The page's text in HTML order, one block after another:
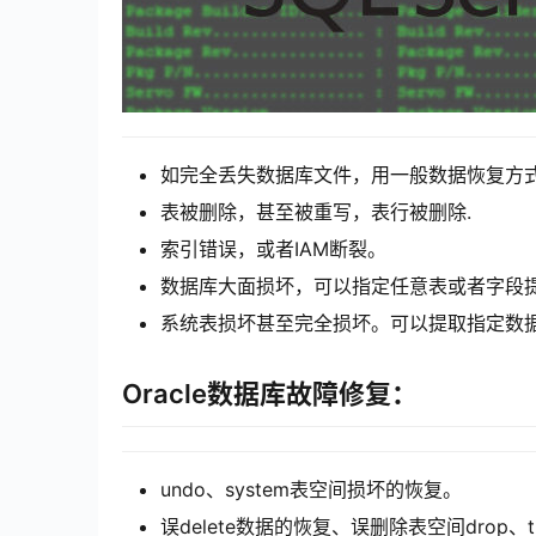
如完全丢失数据库文件，用一般数据恢复方
表被删除，甚至被重写，表行被删除.
索引错误，或者IAM断裂。
数据库大面损坏，可以指定任意表或者字段
系统表损坏甚至完全损坏。可以提取指定数
Oracle数据库故障修复：
undo、system表空间损坏的恢复。
误delete数据的恢复、误删除表空间drop